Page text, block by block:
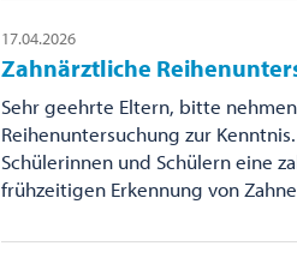
17.04.2026
Zahnärztliche
Sehr geehrte Eltern, bitte
Reihenuntersuchung zur
Schülerinnen und Schülern eine
frühzeitigen Erkennung von